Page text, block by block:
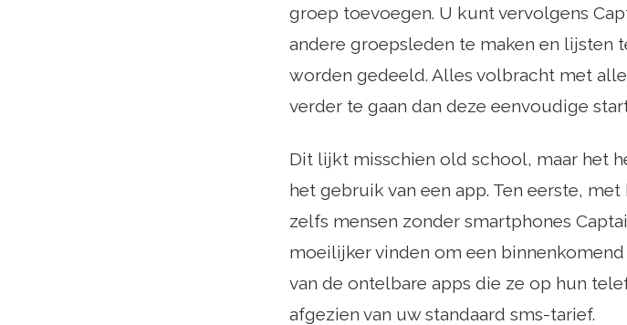
groep toevoegen. U kunt vervolgens
andere groepsleden te maken en lijsten
worden gedeeld. Alles volbracht met
verder te gaan dan deze eenvoudige
Dit lijkt misschien old school, maar het
het gebruik van een app. Ten eerste,
zelfs mensen zonder smartphones
moeilijker vinden om een
van de ontelbare apps die ze op hun
afgezien van uw standaard sms-tarief.